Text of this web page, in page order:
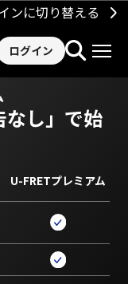
ンに切り替える
ログイン
なし」で始
U-FRETプレミアム